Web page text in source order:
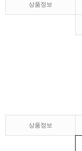
상품정보
상품정보